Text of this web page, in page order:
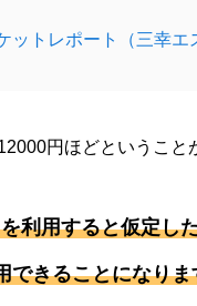
ットレポート（三幸エ
円ほどということ
利用すると仮定し
できることになりま